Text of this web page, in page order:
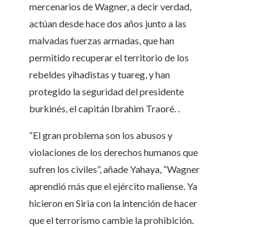
mercenarios de Wagner, a decir verdad,
actúan desde hace dos años junto a las
malvadas fuerzas armadas, que han
permitido recuperar el territorio de los
rebeldes yihadistas y tuareg, y han
protegido la seguridad del presidente
burkinés, el capitán Ibrahim Traoré. .
“El gran problema son los abusos y
violaciones de los derechos humanos que
sufren los civiles”, añade Yahaya, “Wagner
aprendió más que el ejército maliense. Ya
hicieron en Siria con la intención de hacer
que el terrorismo cambie la prohibición.